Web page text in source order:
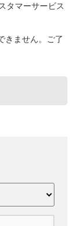
タマーサービス
きません。ご了